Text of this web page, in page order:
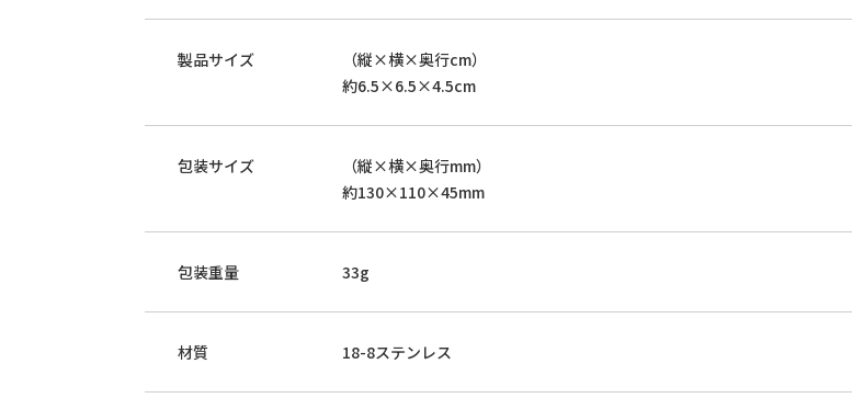
製品サイズ
（縦×横×奥行cm）
約6.5×6.5×4.5cm
包装サイズ
（縦×横×奥行mm）
約130×110×45mm
包装重量 33g
材質 18-8ステンレス